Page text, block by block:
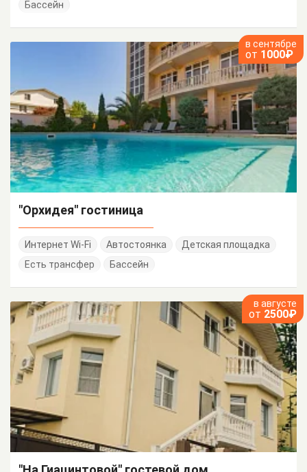
Бассейн
в сентябре
от 1000₽
"Орхидея" гостиница
Интернет Wi-Fi Автостоянка
Детская площадка
Есть трансфер
Бассейн
в августе
от 2500₽